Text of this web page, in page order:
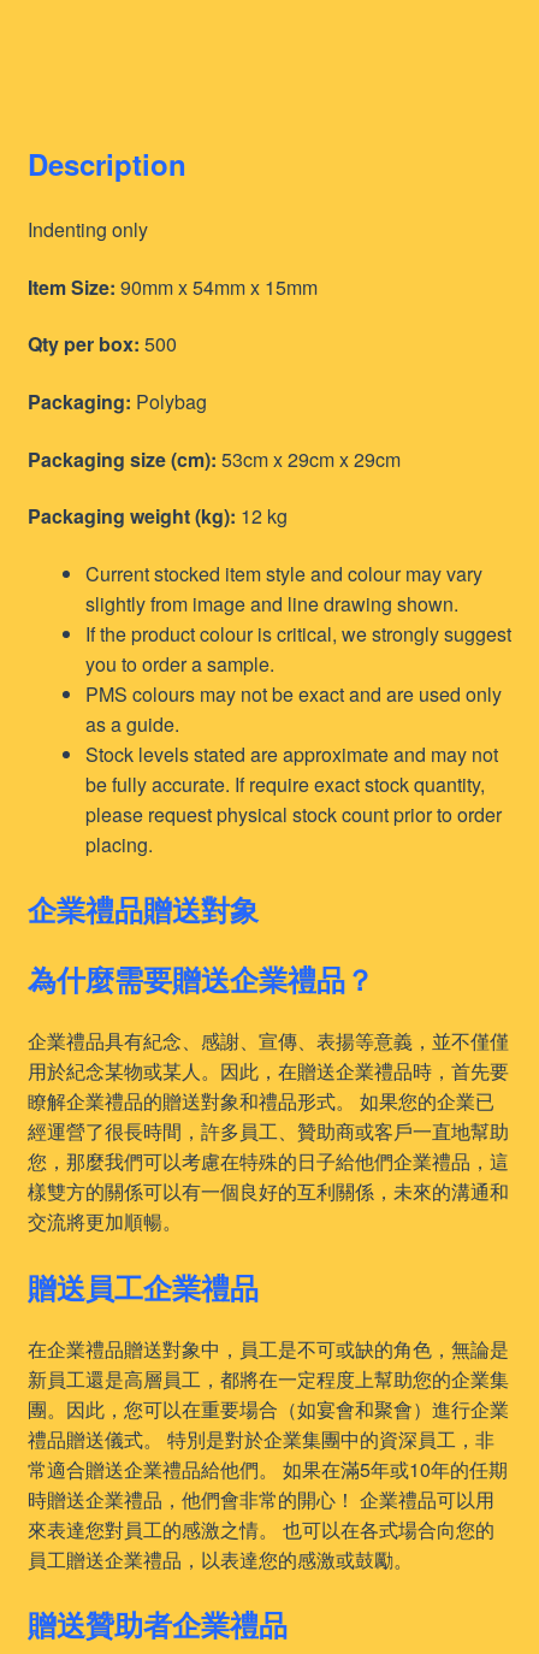
Description
Indenting only
Item Size: 90mm x 54mm x 15mm
Qty per box: 500
Packaging: Polybag
Packaging size (cm): 53cm x 29cm x 29cm
Packaging weight (kg): 12 kg
Current stocked item style and colour may vary
slightly from image and line drawing shown.
If the product colour is critical, we strongly suggest
you to order a sample.
PMS colours may not be exact and are used only
as a guide.
Stock levels stated are approximate and may not
be fully accurate. If require exact stock quantity,
please request physical stock count prior to order
placing.
企業禮品贈送對象
為什麼需要贈送企業禮品？
企業禮品具有紀念、感謝、宣傳、表揚等意義，並不僅僅
用於紀念某物或某人。因此，在贈送企業禮品時，首先要
瞭解企業禮品的贈送對象和禮品形式。 如果您的企業已
經運營了很長時間，許多員工、贊助商或客戶一直地幫助
您，那麼我們可以考慮在特殊的日子給他們企業禮品，這
樣雙方的關係可以有一個良好的互利關係，未來的溝通和
交流將更加順暢。
贈送員工企業禮品
在企業禮品贈送對象中，員工是不可或缺的角色，無論是
新員工還是高層員工，都將在一定程度上幫助您的企業集
團。因此，您可以在重要場合（如宴會和聚會）進行企業
禮品贈送儀式。 特別是對於企業集團中的資深員工，非
常適合贈送企業禮品給他們。 如果在滿5年或10年的任期
時贈送企業禮品，他們會非常的開心！ 企業禮品可以用
來表達您對員工的感激之情。 也可以在各式場合向您的
員工贈送企業禮品，以表達您的感激或鼓勵。
贈送贊助者企業禮品